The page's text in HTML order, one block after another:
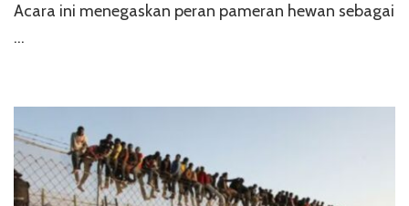
Acara ini menegaskan peran pameran hewan sebagai
…